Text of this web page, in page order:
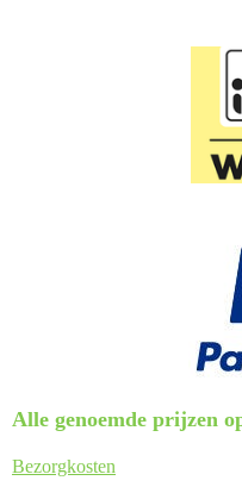
Alle genoemde prijzen
Bezorgkosten